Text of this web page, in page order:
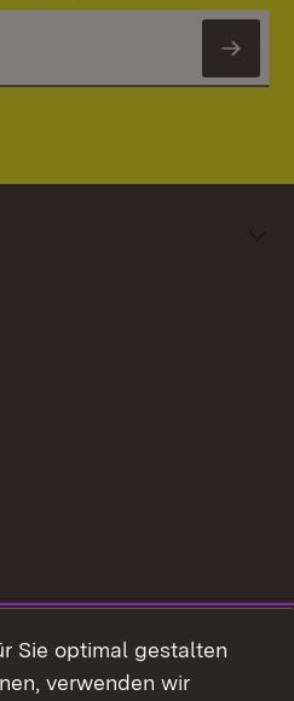
Sie optimal gestalten
verwenden wir